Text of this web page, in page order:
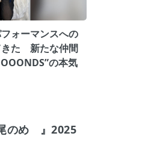
ォーマンスへの
きた 新たな仲間
の本気
のめ゙』2025